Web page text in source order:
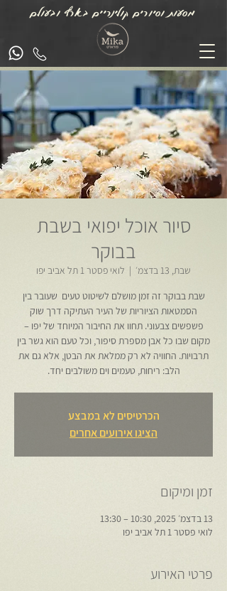
מסעות וסיורים קולינריים בארץ ובעולם
סיור אוכל יפואי בשבת
בבוקר
שבת, 13 בדצמ׳
  |
לואי פסטר 1 תל אביב יפו
שבת בבוקר זה זמן מושלם לשיטוט טעים שעובר בין
הסמטאות הציוריות של העיר העתיקה דרך שוק
פשפשים צבעוני. תחוו את החיבור המיוחד של יפו –
מקום שבו כל אבן מספרת סיפור, וכל טעם הוא גשר בין
תרבויות. החוויה לא רק ממלאת את הבטן, אלא גם את
הלב: ריחות, טעמים וים משולבים יחד.
הכרטיסים לא במבצע
הציגו אירועים אחרים
זמן ומיקום
13 בדצמ׳ 2025, 10:30 – 13:30
לואי פסטר 1 תל אביב יפו
פרטי האירוע